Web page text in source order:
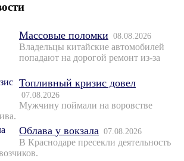
Массовые поломки 08.08.2026
Владельцы китайские автомобилей
попадают на дорогой ремонт из-за
Топливный кризис довел
07.08.2026
Мужчину поймали на воровстве
Облава у вокзала 07.08.2026
В Краснодаре пресекли деятельность